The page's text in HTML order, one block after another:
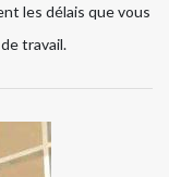
les délais que vous
travail.